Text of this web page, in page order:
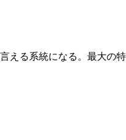
える系統になる。最大